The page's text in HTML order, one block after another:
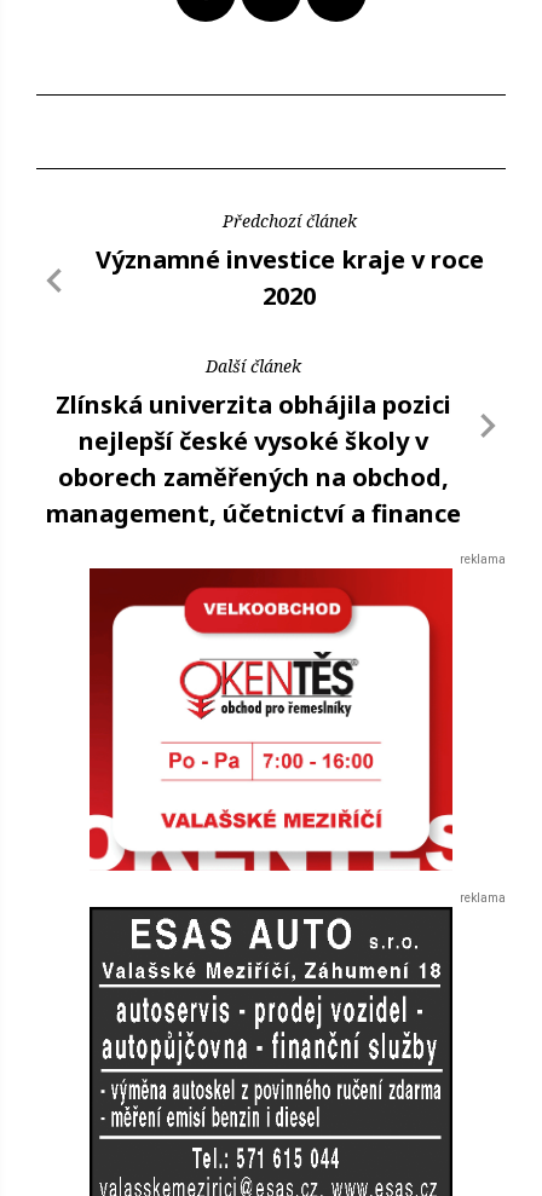
Předchozí článek
Významné investice kraje v roce
2020
Další článek
Zlínská univerzita obhájila pozici
nejlepší české vysoké školy v
oborech zaměřených na obchod,
management, účetnictví a finance